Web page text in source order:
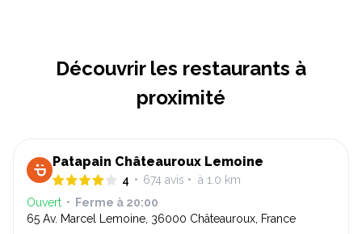
Découvrir les restaurants à
proximité
Patapain Châteauroux Lemoine
4 • 674 avis • à 1.0 km
Ouvert • Ferme à 20:00
65 Av. Marcel Lemoine, 36000 Châteauroux, France